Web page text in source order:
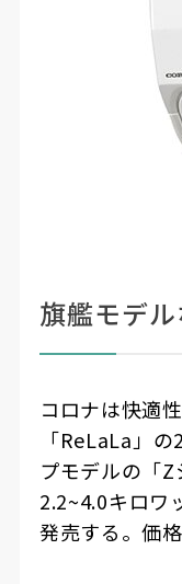
旗艦モデ
コロナは快適
「ReLaLa」
プモデルの「
2.2~4.0キロワ
発売する。価